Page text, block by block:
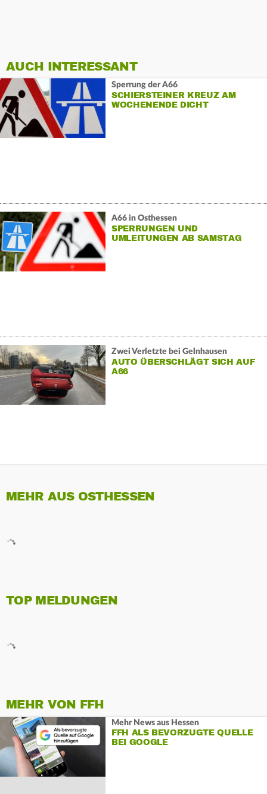
AUCH INTERESSANT
Sperrung der A66
SCHIERSTEINER KREUZ AM
WOCHENENDE DICHT
A66 in Osthessen
SPERRUNGEN UND
UMLEITUNGEN AB SAMSTAG
Zwei Verletzte bei Gelnhausen
AUTO ÜBERSCHLÄGT SICH AUF
A66
MEHR AUS OSTHESSEN
TOP MELDUNGEN
MEHR VON FFH
Mehr News aus Hessen
FFH ALS BEVORZUGTE QUELLE
BEI GOOGLE